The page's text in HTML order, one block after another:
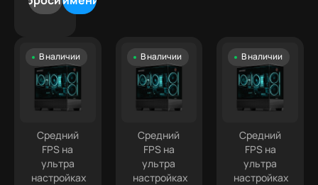
000 ₽
000 ₽
+
5070
9
Ultra
5
Intel
Ultra 7
Лучшая
ПК
Компактные
ПК
Кастомизированные
В наличии
Средний
FPS на
ультра
настройках
В наличии
Средний
FPS на
ультра
настройках
В наличии
Средний
FPS на
ультра
настройках